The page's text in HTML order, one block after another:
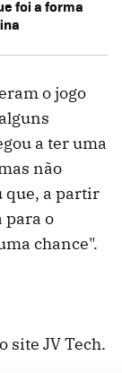
foi a forma
o jogo
a ter uma
não
que, a partir
para o
chance".
site JV Tech.